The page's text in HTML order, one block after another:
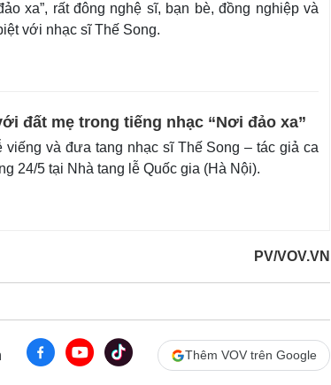
xa”, rất đông nghệ sĩ, bạn bè, đồng nghiệp và
với nhạc sĩ Thế Song.
đất mẹ trong tiếng nhạc “Nơi đảo xa”
và đưa tang nhạc sĩ Thế Song – tác giả ca
24/5 tại Nhà tang lễ Quốc gia (Hà Nội).
PV/VOV.VN
Thêm VOV trên Google